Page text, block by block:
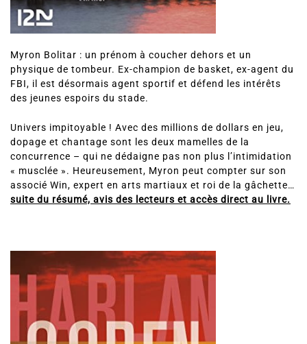
Myron Bolitar : un prénom à coucher dehors et un
physique de tombeur. Ex-champion de basket, ex-agent du
FBI, il est désormais agent sportif et défend les intérêts
des jeunes espoirs du stade.
Univers impitoyable ! Avec des millions de dollars en jeu,
dopage et chantage sont les deux mamelles de la
concurrence – qui ne dédaigne pas non plus l’intimidation
« musclée ». Heureusement, Myron peut compter sur son
associé Win, expert en arts martiaux et roi de la gâchette…
suite du résumé, avis des lecteurs et accès direct au livre.